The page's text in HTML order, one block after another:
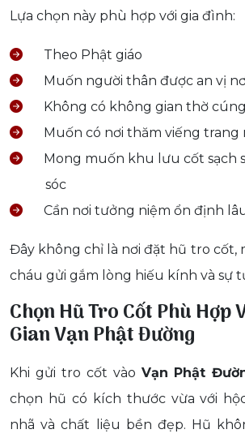
Lựa chọn này phù hợp với gia đình:
Theo Phật giáo
Muốn người thân được an vị
Không có không gian thờ
Muốn có nơi thăm viếng trang
Mong muốn khu lưu cốt sạch
sóc
Cần nơi tưởng niệm ổn định
Đây không chỉ là nơi đặt hũ tro cốt,
cháu gửi gắm lòng hiếu kính và sự
Chọn Hũ Tro Cốt Phù Hợp
GianVạn Phật Đường
Khi gửi tro cốt vào Vạn Phật
chọn hũ có kích thước vừa với
nhã và chất liệu bền đẹp. Hũ